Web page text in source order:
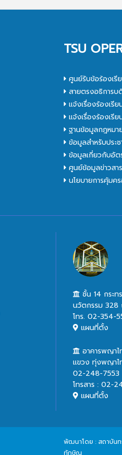
TSU
ศูนย์รับข้อร้องเรี
สายตรงอธิการบ
แจ้งเรื่องร้องเรี
แจ้งเรื่องร้องเรี
ฐานข้อมูลกฎหมา
ข้อมูลสำหรับประ
ข้อมูลเกี่ยวกับอัต
ศูนย์ข้อมูลข่าวสา
นโยบายการคุ้มค
ชั้น 14 กระ
นวัตกรรม 328
โทร. 02-354-
แผนที่ตั้ง
อาคารพญา
แขวง ทุ่งพญาไ
02-248-7553
โทรสาร : 02-
แผนที่ตั้ง
พัฒนาโดย : สถาบันท
ทักษิณ